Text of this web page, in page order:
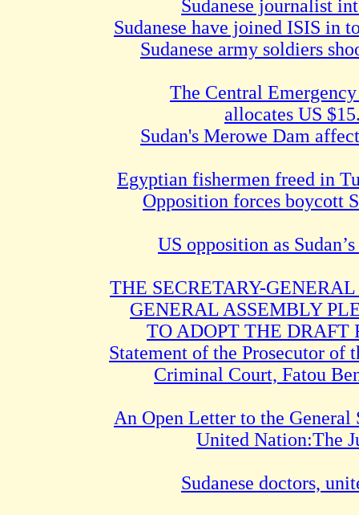
Sudanese journalist
Sudanese army soldiers
The Central Emergency
allocates US
Sudan's Merowe Dam
Opposition forces boycott
US opposition as
THE SECRETARY-
GENERAL ASSEMBLY
TO ADOPT THE DRAFT
Statement of the Prosecutor of
Criminal Court, Fatou
An Open Letter to the General
United Nation:The
Sudanese doctors,